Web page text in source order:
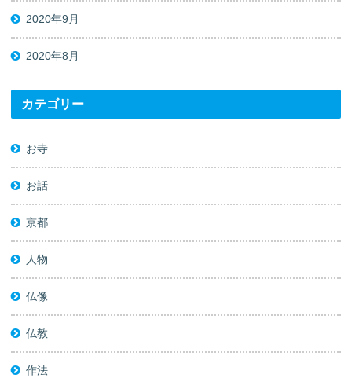
2020年9月
2020年8月
カテゴリー
お寺
お話
京都
人物
仏像
仏教
作法